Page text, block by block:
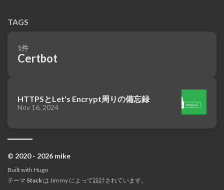
TAGS
1件
Certbot
HTTPSとLet's Encrypt周りの備忘録
Nov 16, 2024
© 2020 - 2026 mike
Built with Hugo
テーマ Stack は Jimmy によって設計されています。